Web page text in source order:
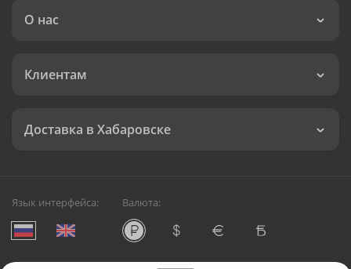
О нас
Клиентам
Доставка в Хабаровске
Язык интерфейса: Валюта: